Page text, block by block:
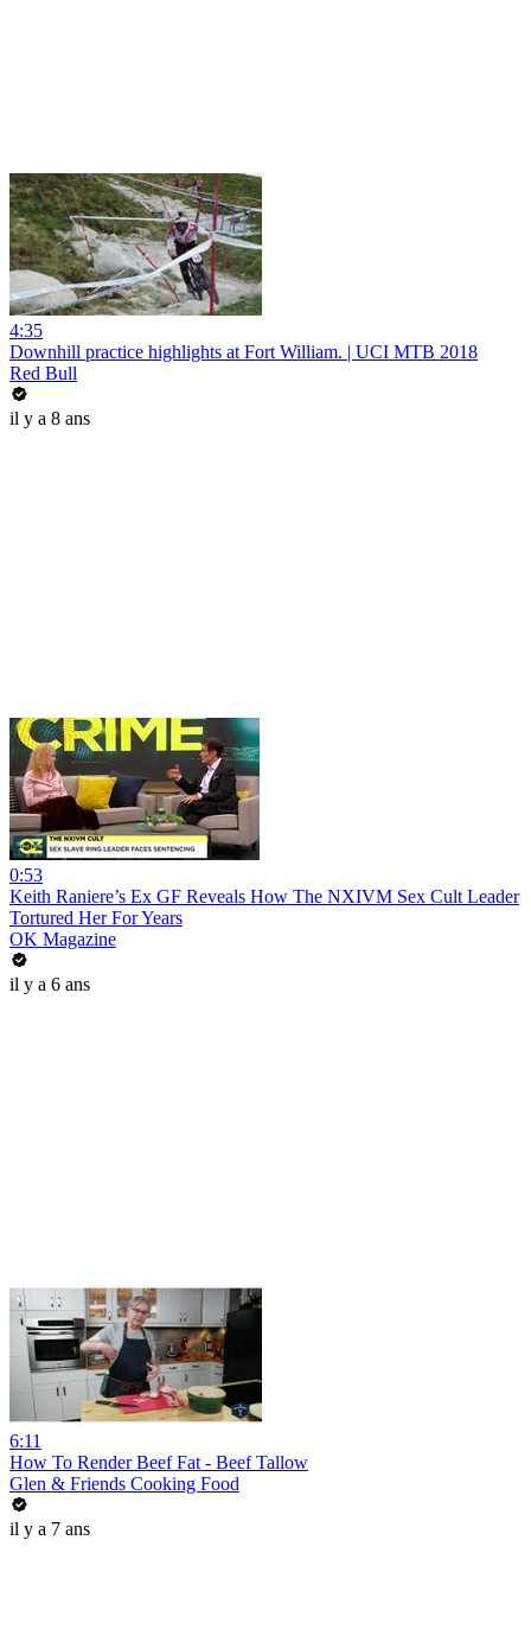
4:35
Downhill practice highlights at Fort William. | UCI MTB 2018
Red Bull
il y a 8 ans
0:53
Keith Raniere’s Ex GF Reveals How The NXIVM Sex Cult Leader
Tortured Her For Years
OK Magazine
il y a 6 ans
6:11
How To Render Beef Fat - Beef Tallow
Glen & Friends Cooking Food
il y a 7 ans